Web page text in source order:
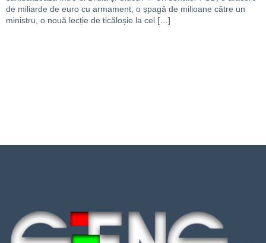
de miliarde de euro cu armament, o șpagă de milioane către un
ministru, o nouă lecție de ticăloșie la cel […]